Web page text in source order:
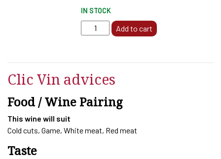
was:
12,90 €.
IN STOCK
CUVEE
CARPE
2014
quantity
Add to cart
Clic Vin advices
Food / Wine Pairing
This wine will suit
Cold cuts, Game, White meat, Red meat
Taste